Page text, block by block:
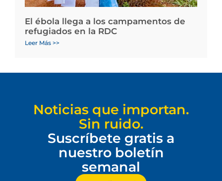
El ébola llega a los campamentos de
refugiados en la RDC
Leer Más >>
Noticias que importan.
Sin ruido.
Suscríbete gratis a
nuestro boletín
semanal